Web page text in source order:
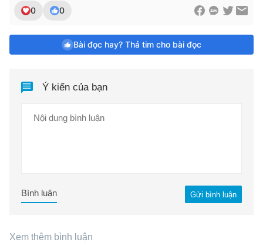
0 0
Bài đọc hay? Thả tim cho bài đọc
Ý kiến của bạn
Gửi bình luận
Bình luận
Xem thêm bình luận